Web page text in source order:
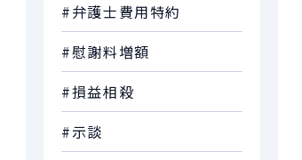
#弁護士費用特約
#慰謝料増額
#損益相殺
#示談